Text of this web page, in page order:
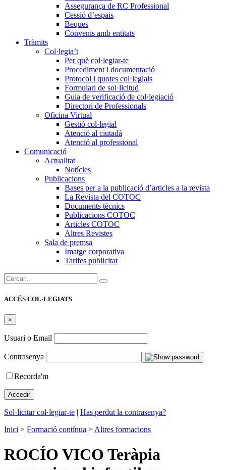
Assegurança de RC Professional
Cessió d’espais
Beques
Convenis amb entitats
Tràmits
Col·legia’t
Per què col·legiar-te
Procediment i documentació
Protocol i quotes col·legials
Formulari de sol·licitud
Guia de verificació de col·legiació
Directori de Professionals
Oficina Virtual
Gestió col·legial
Atenció al ciutadà
Atenció al professional
Comunicació
Actualitat
Notícies
Publicacions
Bases per a la publicació d’articles a la revista
La Revista del COTOC
Documents tècnics
Publicacions COTOC
Articles COTOC
Altres Revistes
Sala de premsa
Imatge corporativa
Tarifes publicitat
Cercar:
ACCÉS COL·LEGIATS
×
Usuari o Email
Contrasenya
Recorda'm
Sol·licitar col·legiar-te | Has perdut la contrasenya?
Inici > Formació contínua > Altres formacions
ROCÍO VICO Teràpia